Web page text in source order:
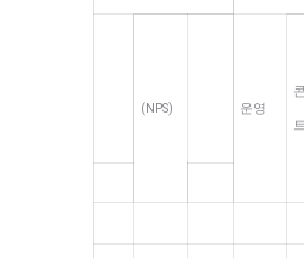
(NPS) 운영
트